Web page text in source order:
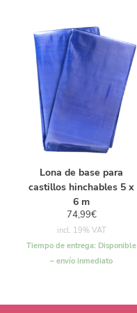
Lona de base para
castillos hinchables 5 x
6 m
74,99€
incl. 19% VAT
Tiempo de entrega: Disponible
– envío inmediato